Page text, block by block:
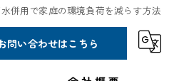
併用で家庭の環境負荷を減らす方法
問い合わせはこちら